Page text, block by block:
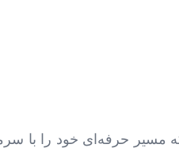
مسیر حرفه‌ای خود را با